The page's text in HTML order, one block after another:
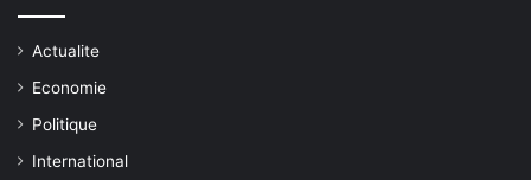
Actualite
Economie
Politique
International